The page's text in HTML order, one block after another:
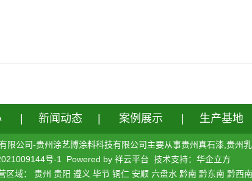
新闻动态 案例展示 生产基地
限公司-贵州涂艺博涂料科技有限公司主要从事贵州真石漆 贵州
号-1
Powered by 祥云平台 技术支持： 华企立方
区域： 贵州 贵阳 遵义 毕节 铜仁 安顺 六盘水 黔南 黔东南 黔西南